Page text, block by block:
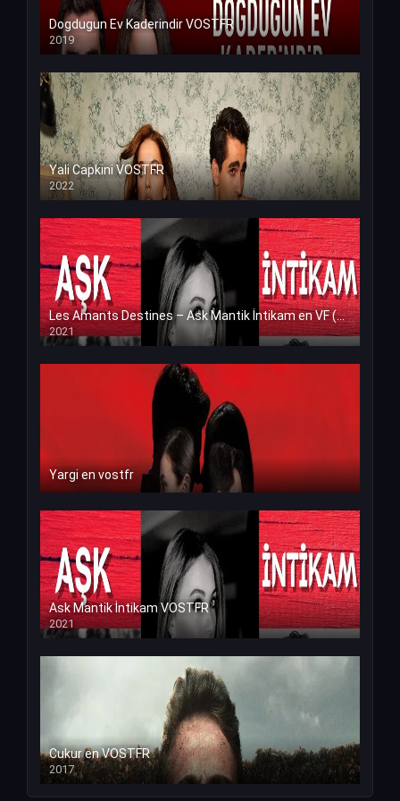
Dogdugun Ev Kaderindir VOSTFR
2019
Yali Capkini VOSTFR
2022
Les Amants Destines – Ask Mantik İntikam en VF (Voix Francaise)
2021
Yargi en vostfr
Ask Mantik İntikam VOSTFR
2021
Cukur en VOSTFR
2017